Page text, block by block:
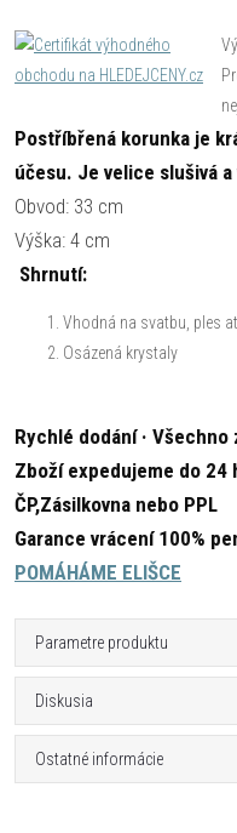
Postříbřená korunka je
účesu. Je velice slušivá
Obvod: 33 cm
Výška: 4 cm
Shrnutí:
Vhodná na svatbu, ples
Osázená krystaly
Rychlé dodání · Všechno
Zboží expedujeme do
ČP,Zásilkovna nebo PPL
Garance vrácení 100%
POMÁHÁME ELIŠCE
Parametre produktu
Diskusia
Ostatné informácie